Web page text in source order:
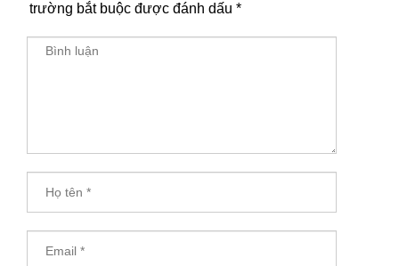
trường bắt buộc được đánh dấu *